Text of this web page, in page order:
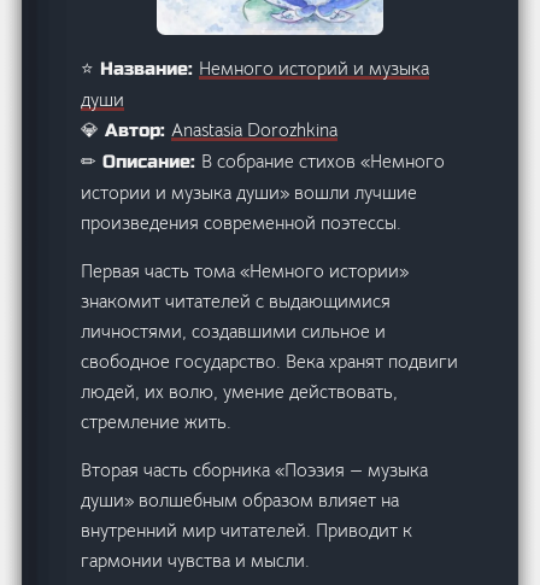
⭐ Название: Немного историй и музыка
души
💎 Автор:Anastasia Dorozhkina
✏ Описание: В собрание стихов «Немного
истории и музыка души» вошли лучшие
произведения современной поэтессы.
Первая часть тома «Немного истории»
знакомит читателей с выдающимися
личностями, создавшими сильное и
свободное государство. Века хранят подвиги
людей, их волю, умение действовать,
стремление жить.
Вторая часть сборника «Поэзия — музыка
души» волшебным образом влияет на
внутренний мир читателей. Приводит к
гармонии чувства и мысли.